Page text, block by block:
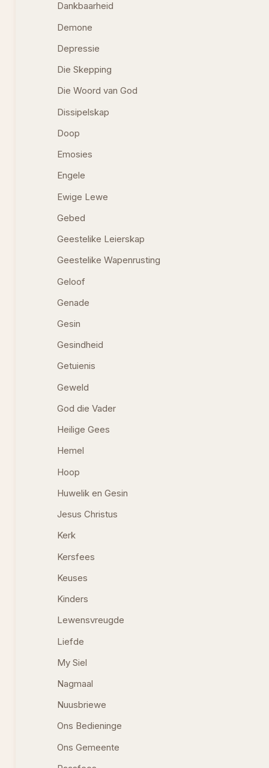
Dankbaarheid
Demone
Depressie
Die Skepping
Die Woord van God
Dissipelskap
Doop
Emosies
Engele
Ewige Lewe
Gebed
Geestelike Leierskap
Geestelike Wapenrusting
Geloof
Genade
Gesin
Gesindheid
Getuienis
Geweld
God die Vader
Heilige Gees
Hemel
Hoop
Huwelik en Gesin
Jesus Christus
Kerk
Kersfees
Keuses
Kinders
Lewensvreugde
Liefde
My Siel
Nagmaal
Nuusbriewe
Ons Bedieninge
Ons Gemeente